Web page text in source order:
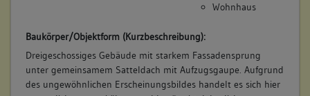
Wohnhaus
Baukörper/Objektform (Kurzbeschreibung):
Dreigeschossiges Gebäude mit starkem Fassadensprung
unter gemeinsamem Satteldach mit Aufzugsgaupe. Aufgrund
des ungewöhnlichen Erscheinungsbildes handelt es sich hier